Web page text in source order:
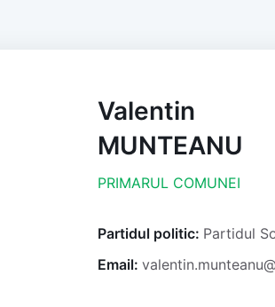
Valentin
MUNTEANU
PRIMARUL COMUNEI
Partidul politic: Partidul
Email: